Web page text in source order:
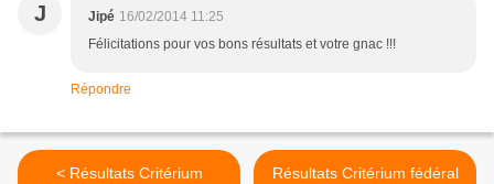
J Jipé 16/02/2014 11:25
Félicitations pour vos bons résultats et votre gnac !!!
Répondre
< Résultats Critérium
Résultats Critérium fédéral